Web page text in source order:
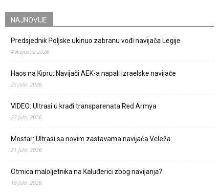
NAJNOVIJE
Predsjednik Poljske ukinuo zabranu vođi navijača Legije
4 Augusta, 2026
Haos na Kipru: Navijači AEK-a napali izraelske navijače
25 Jula, 2026
VIDEO: Ultrasi u krađi transparenata Red Armya
22 Jula, 2026
Mostar: Ultrasi sa novim zastavama navijača Veleža
21 Jula, 2026
Otmica maloljetnika na Kaluđerici zbog navijanja?
18 Jula, 2026